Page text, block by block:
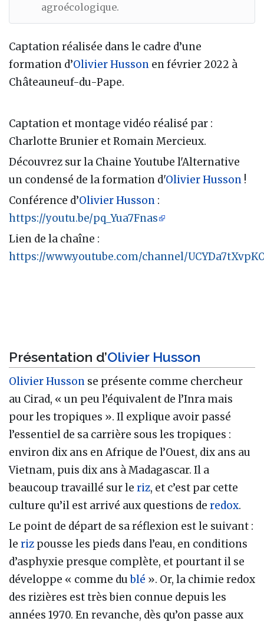
agroécologique.
Captation réalisée dans le cadre d’une
formation d’Olivier Husson en février 2022 à
Châteauneuf-du-Pape.
Captation et montage vidéo réalisé par :
Charlotte Brunier et Romain Mercieux.
Découvrez sur la Chaine Youtube l'Alternative
un condensé de la formation d'Olivier Husson !
Conférence d’Olivier Husson :
https://youtu.be/pq_Yua7Fnas
Lien de la chaîne :
https://www.youtube.com/channel/
Présentation d’Olivier Husson
Olivier Husson se présente comme chercheur
au Cirad, « un peu l’équivalent de l’Inra mais
pour les tropiques ». Il explique avoir passé
l’essentiel de sa carrière sous les tropiques :
environ dix ans en Afrique de l’Ouest, dix ans au
Vietnam, puis dix ans à Madagascar. Il a
beaucoup travaillé sur le riz, et c’est par cette
culture qu’il est arrivé aux questions de redox.
Le point de départ de sa réflexion est le suivant :
le riz pousse les pieds dans l’eau, en conditions
d’asphyxie presque complète, et pourtant il se
développe « comme dublé ». Or, la chimie redox
des rizières est très bien connue depuis les
années 1970. En revanche, dès qu’on passe aux